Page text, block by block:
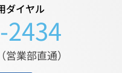
ダイヤル
2434
業部直通）